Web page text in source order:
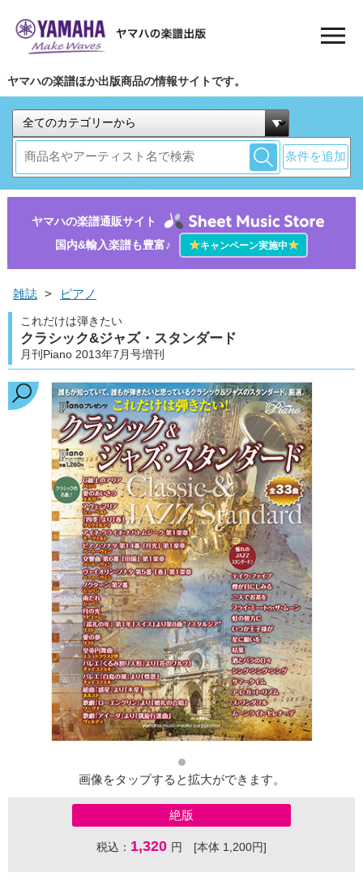
ヤマハの楽譜ほか出版商品の情報サイトです。
条件を追加
ヤマハの楽譜通販サイト
国内&輸入楽譜も豊富♪
★キャンペーン実施中★
雑誌 > ピアノ
これだけは弾きたい
クラシック&ジャズ・スタンダード
月刊Piano 2013年7月号増刊
画像をタップすると拡大ができます。
絶版
税込： 1,320 円 [本体 1,200円]